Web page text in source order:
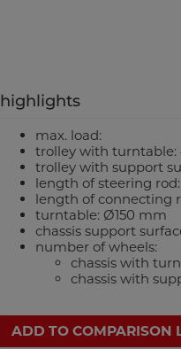
highlights
max. load:
trolley with turntable:
trolley with support
length of steering
length of connecting
turntable: Ø150 mm
chassis support
number of wheels:
chassis with
chassis with
ADD TO COMPARISON